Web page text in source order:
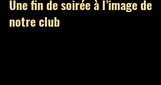
Une fin de soirée à l’image de
notre club